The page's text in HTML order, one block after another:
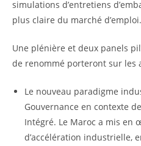
simulations d’entretiens
plus claire du marché d’emploi.
Une plénière et deux panels
de renommé porteront sur les
Le nouveau paradigme
Gouvernance en contexte
Intégré. Le Maroc a mis en
d’accélération industrielle,